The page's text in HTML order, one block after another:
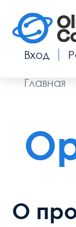
Вход
Главная
О